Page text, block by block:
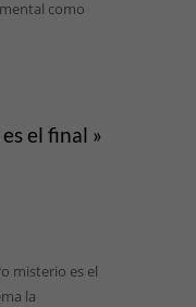
como
el final »
misterio es el
la